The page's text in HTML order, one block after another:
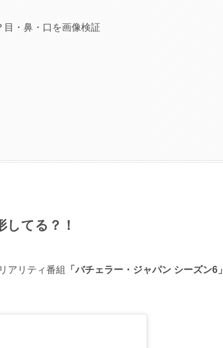
目・鼻・口を画像検証
してる？！
アリティ番組 「バチェラー・ジャパン シーズン6」